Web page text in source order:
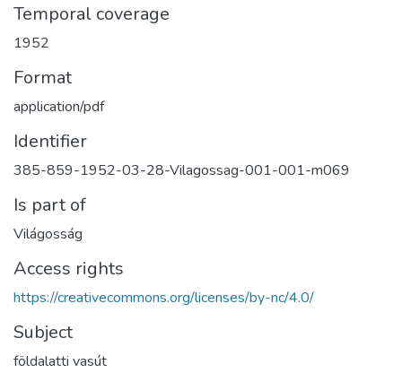
Temporal coverage
1952
Format
application/pdf
Identifier
385-859-1952-03-28-Vilagossag-001-001-m069
Is part of
Világosság
Access rights
https://creativecommons.org/licenses/by-nc/4.0/
Subject
földalatti vasút